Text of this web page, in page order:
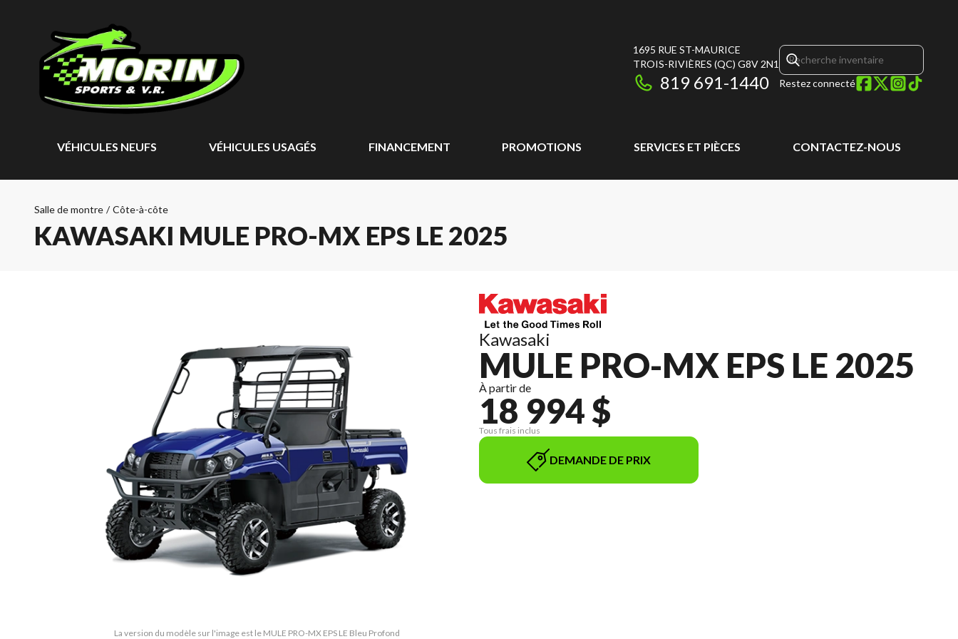
1695 RUE ST-MAURICE
TROIS-RIVIÈRES (QC) G8V 2N1
819 691-1440 Restez connecté
VÉHICULES NEUFS VÉHICULES USAGÉS FINANCEMENT PROMOTIONS SERVICES ET PIÈCES CONTACTEZ-NOUS
Salle de montre / Côte-à-côte
KAWASAKI MULE PRO-MX EPS LE 2025
La version du modèle sur l'image est le MULE PRO-MX EPS LE Bleu Profond
Kawasaki
MULE PRO-MX EPS LE 2025
À partir de
18 994 $
Tous frais inclus
DEMANDE DE PRIX